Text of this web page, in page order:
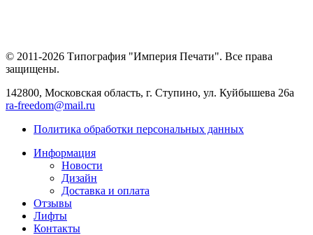
© 2011-2026 Типография "Империя Печати". Все права
защищены.
142800, Московская область, г. Ступино, ул. Куйбышева 26а
ra-freedom@mail.ru
Политика обработки персональных данных
Информация
Новости
Дизайн
Доставка и оплата
Отзывы
Лифты
Контакты